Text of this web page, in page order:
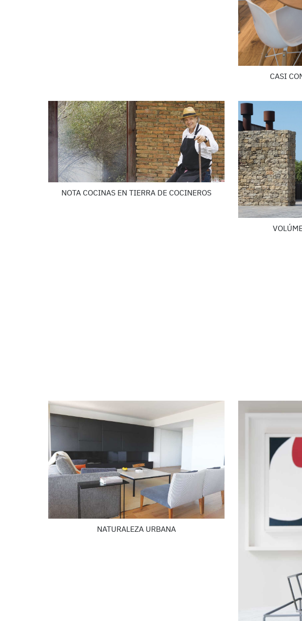
CASI
NOTA COCINAS EN TIERRA DE COCINEROS
NATURALEZA URBANA